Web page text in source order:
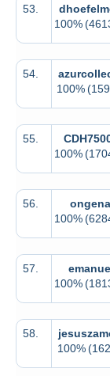
53.
100%
54.
100%
55.
100%
56.
100%
57.
100%
58.
100%